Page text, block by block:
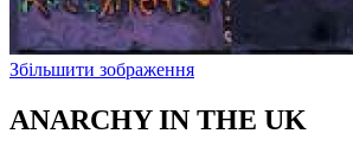
Збільшити зображення
ANARCHY IN THE UK